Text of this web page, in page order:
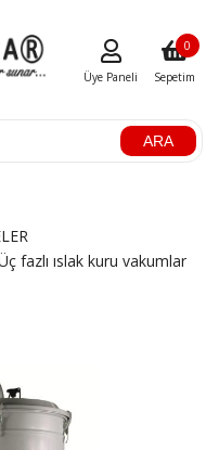
ARA
Üye Paneli Sepetim
0
fazlı ıslak kuru vakumlar